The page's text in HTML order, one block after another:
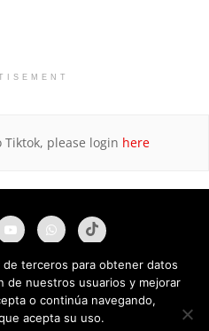
please login here
terceros para obtener datos
de nuestros usuarios y mejorar
o continúa navegando,
acepta su uso.